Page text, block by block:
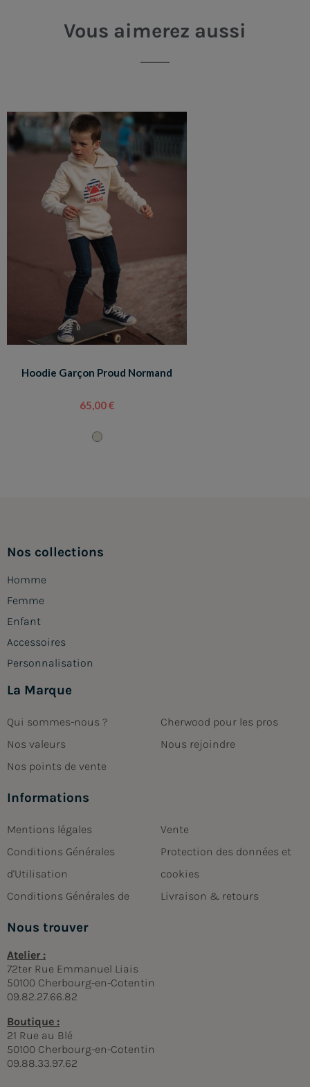
Vous aimerez aussi
Hoodie Garçon Proud Normand
65,00 €
Nos collections
Homme
Femme
Enfant
Accessoires
Personnalisation
La Marque
Qui sommes-nous ?
Nos valeurs
Nos points de vente
Cherwood pour les pros
Nous rejoindre
Informations
Mentions légales
Conditions Générales
d'Utilisation
Conditions Générales de
Vente
Protection des données et
cookies
Livraison & retours
Nous trouver
Atelier :
72ter Rue Emmanuel Liais
50100 Cherbourg-en-Cotentin
09.82.27.66.82
Boutique :
21 Rue au Blé
50100 Cherbourg-en-Cotentin
09.88.33.97.62